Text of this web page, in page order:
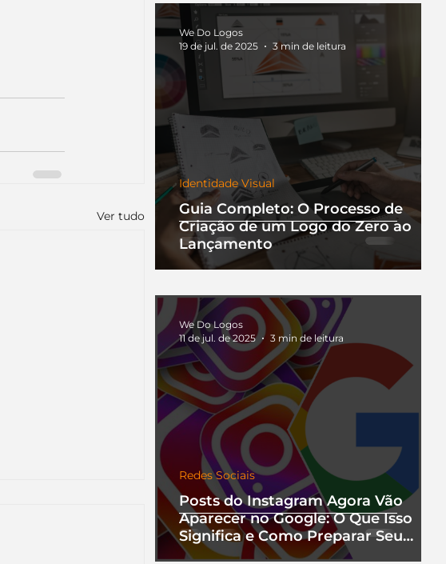
Guia Completo: O Processo de
Criação de um Logo do Zero ao
Lançamento
Identidade Visual
We Do Logos
19 de jul. de 2025
3 min de leitura
Posts do Instagram Agora Vão
Aparecer no Google: O Que Isso
Significa e Como Preparar Seu
Perfil
Redes Sociais
We Do Logos
11 de jul. de 2025
3 min de leitura
Ver tudo